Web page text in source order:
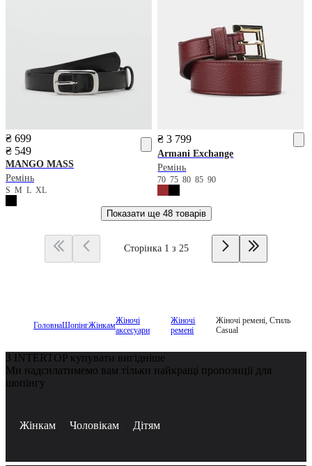
₴ 699
₴ 549
MANGO MASS
Ремінь
S M L XL
₴ 3 799
Armani Exchange
Ремінь
7075808590
Показати ще 48 товарів
Сторінка 1 з 25
ГоловнаШопінгЖінкамЖіночі
аксесуари
Жіночі
ремені
Жіночі ремені, Стиль
Casual
З INTERTOP купувати вигідніше
Ми надсилатимемо вам тільки найкращі пропозиції для
шопінгу
Жінкам Чоловікам Дітям